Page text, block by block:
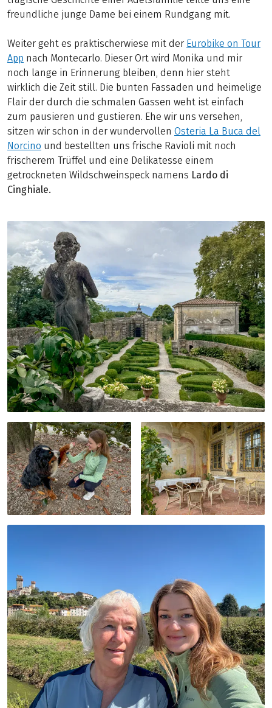
freundliche junge Dame bei einem Rundgang mit.
Weiter geht es praktischerwiese mit der Eurobike on Tour
App nach Montecarlo. Dieser Ort wird Monika und mir
noch lange in Erinnerung bleiben, denn hier steht
wirklich die Zeit still. Die bunten Fassaden und heimelige
Flair der durch die schmalen Gassen weht ist einfach
zum pausieren und gustieren. Ehe wir uns versehen,
sitzen wir schon in der wundervollen Osteria La Buca del
Norcino und bestellten uns frische Ravioli mit noch
frischerem Trüffel und eine Delikatesse einem
getrockneten Wildschweinspeck namens Lardo di
Cinghiale.